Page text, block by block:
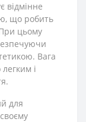
відмінне
що робить
цьому
Вага
і
для